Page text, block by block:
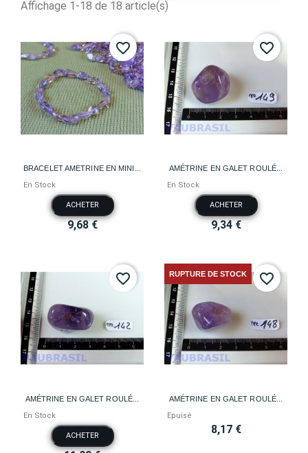
Affichage 1-18 de 18 article(s)
BRACELET AMETRINE EN MINI...
En Stock
ACHETER
9,68 €
favorite_border
AMÉTRINE EN GALET ROULÉ...
En Stock
ACHETER
9,34 €
favorite_border
AMÉTRINE EN GALET ROULÉ...
En Stock
ACHETER
favorite_border
AMÉTRINE EN GALET ROULÉ...
Epuisé
8,17 €
RUPTURE DE STOCK favorite_border